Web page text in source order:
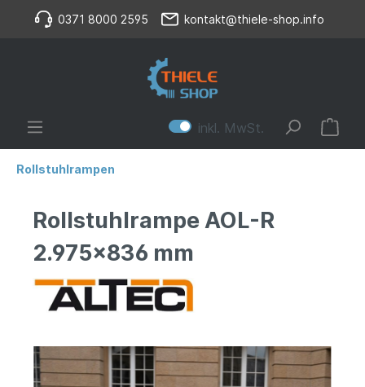
0371 8000 2595 kontakt@thiele-shop.info
inkl. MwSt.
Rollstuhlrampen
Rollstuhlrampe AOL-R
2.975x836 mm